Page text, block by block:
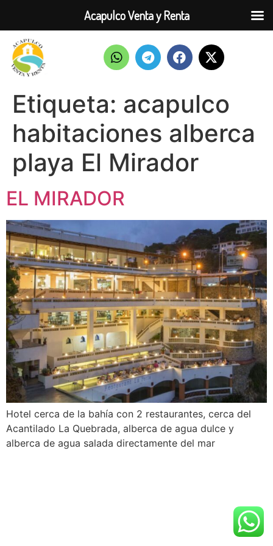
Etiqueta: acapulco
habitaciones alberca
playa El Mirador
EL MIRADOR
Hotel cerca de la bahía con 2 restaurantes, cerca del
Acantilado La Quebrada, alberca de agua dulce y
alberca de agua salada directamente del mar
Acapulco Venta y Renta